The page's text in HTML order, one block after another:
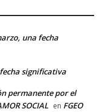
una fecha
significativa
permanente por el
SOCIAL en FGEO